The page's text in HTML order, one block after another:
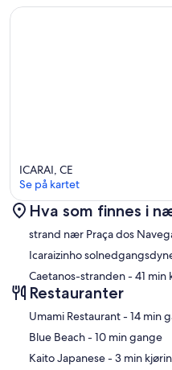
ICARAI, CE
Se på kartet
Hva som finnes i
strand nær Praça dos
Icaraizinho
Caetanos-stranden- 41 min
Restauranter
‪Umami Restaurant
‪Blue Beach - ‬10 min gange
‪Kaito Japanese - ‬3 min